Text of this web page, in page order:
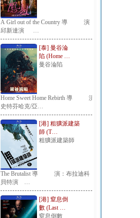
A Girl out of the Country 導 演：
邱新達演 …
[泰] 曼谷淪
陷 (Home …
曼谷淪陷
Home Sweet Home Rebirth 導 演：
史特芬哈克/亞…
[港] 粗獷派建築
師 (T…
粗獷派建築師
The Brutalist 導 演：布拉迪科
貝特演 …
[港] 窒息倒
數 (Last …
窒息倒數